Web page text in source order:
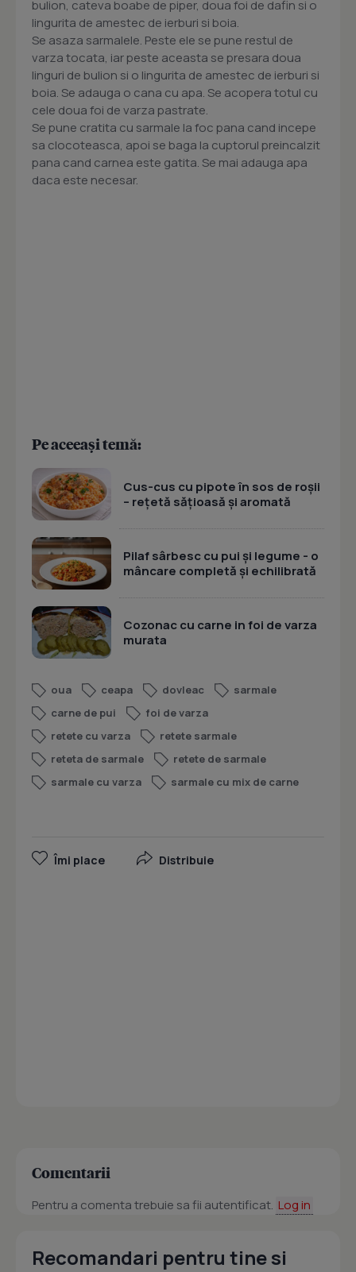
bulion, cateva boabe de piper, doua foi de dafin si o
lingurita de amestec de ierburi si boia.
Se asaza sarmalele. Peste ele se pune restul de
varza tocata, iar peste aceasta se presara doua
linguri de bulion si o lingurita de amestec de ierburi si
boia. Se adauga o cana cu apa. Se acopera totul cu
cele doua foi de varza pastrate.
Se pune cratita cu sarmale la foc pana cand incepe
sa clocoteasca, apoi se baga la cuptorul preincalzit
pana cand carnea este gatita. Se mai adauga apa
daca este necesar.
Pe aceeași temă:
Cus-cus cu pipote în sos de roșii
– rețetă sățioasă și aromată
Pilaf sârbesc cu pui și legume - o
mâncare completă și echilibrată
Cozonac cu carne in foi de varza
murata
oua ceapa dovleac
sarmale
carne de pui
foi de varza
retete cu varza
retete sarmale
reteta de sarmale
retete de sarmale
sarmale cu varza
sarmale cu mix de carne
Îmi place Distribuie
Comentarii
Pentru a comenta trebuie sa fii autentificat. Log in
Recomandari pentru tine si